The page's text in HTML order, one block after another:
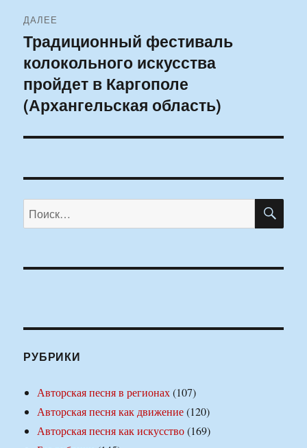
ДАЛЕЕ
Следующая
запись:
Традиционный фестиваль
колокольного искусства
пройдет в Каргополе
(Архангельская область)
Искать:
РУБРИКИ
Авторская песня в регионах(107)
Авторская песня как движение(120)
Авторская песня как искусство(169)